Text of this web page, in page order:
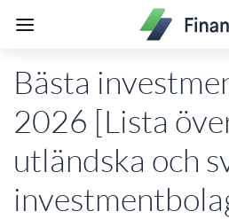
Bästa
2026 [Lista
utländska och